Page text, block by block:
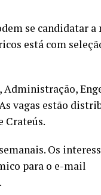
se candidatar a
está com
Administração,
vagas estão
Crateús.
Os
para o e-mail